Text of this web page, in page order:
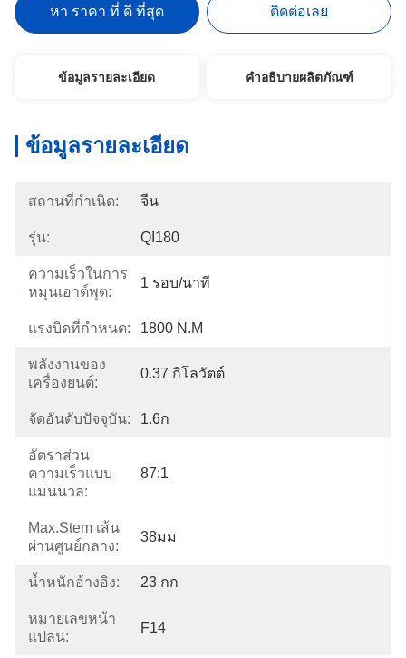
หา ราคา ที่ ดี ที่สุด ติดต่อเลย
ข้อมูลรายละเอียด คำอธิบายผลิตภัณฑ์
ข้อมูลรายละเอียด
สถานที่กำเนิด: จีน
รุ่น: QI180
ความเร็วในการ
หมุนเอาต์พุต:
1 รอบ/นาที
แรงบิดที่กำหนด: 1800 N.m
พลังงานของ
เครื่องยนต์:
0.37 กิโลวัตต์
จัดอันดับปัจจุบัน: 1.6ก
อัตราส่วน
ความเร็วแบบ
แมนนวล:
87:1
Max.Stem เส้น
ผ่านศูนย์กลาง:
38มม
น้ำหนักอ้างอิง: 23 กก
หมายเลขหน้า
แปลน:
F14